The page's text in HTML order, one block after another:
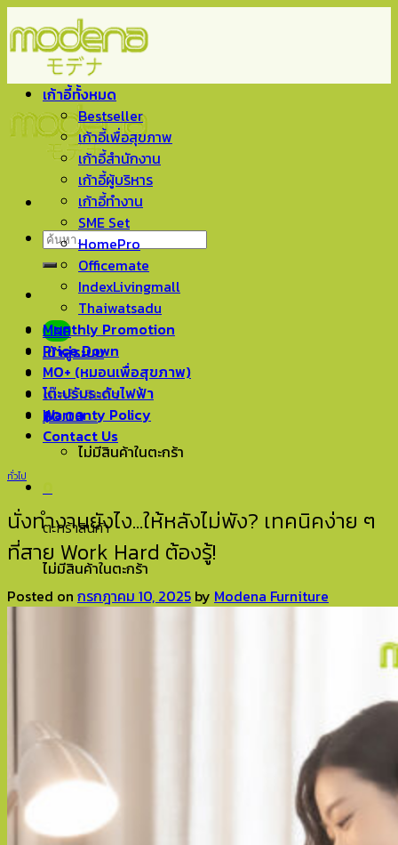
to
content
ค้นหา:
LINE
เข้าสู่ระบบ
ตะกร้าสินค้า
฿0.000
ไม่มีสินค้าในตะกร้า
ตะกร้าสินค้า
ไม่มีสินค้าในตะกร้า
เก้าอี้ทั้งหมด
Bestseller
เก้าอี้เพื่อสุขภาพ
เก้าอี้สำนักงาน
เก้าอี้ผู้บริหาร
เก้าอี้ทำงาน
SME Set
HomePro
Officemate
IndexLivingmall
Thaiwatsadu
Monthly Promotion
Price Down
MO+ (หมอนเพื่อสุขภาพ)
โต๊ะปรับระดับไฟฟ้า
Warranty Policy
Contact Us
ทั่วไป
นั่งทำงานยังไง…ให้หลังไม่พัง? เทคนิคง่าย ๆ
ที่สาย Work Hard ต้องรู้!
Posted on กรกฎาคม 10, 2025 by Modena Furniture